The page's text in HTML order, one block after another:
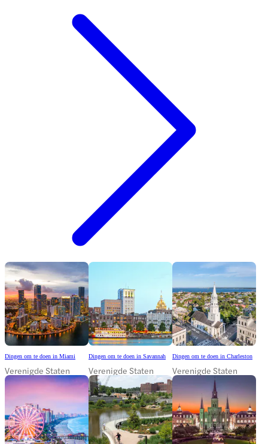
Dingen om te doen in Miami
Verenigde Staten
Dingen om te doen in Savannah
Verenigde Staten
Dingen om te doen in Charleston
Verenigde Staten